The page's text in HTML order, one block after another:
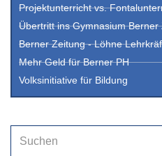
Projektunterricht vs.
Übertritt ins Gymnasium Berner
Berner Zeitung - Löhne
Mehr Geld für Berner PH
Volksinitiative für Bildung